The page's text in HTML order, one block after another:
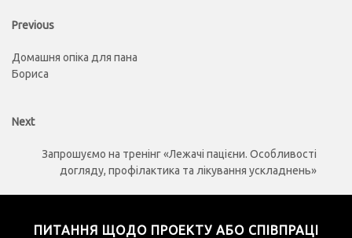
Навігація
записів
Previous
Previous
Домашня опіка для пана
Бориса
Next
Next
Запрошуємо на тренінг «Лежачі пацієни. Особливості
догляду, профілактика та лікування ускладнень»
ПИТАННЯ ЩОДО ПРОЕКТУ АБО СПІВПРАЦІ